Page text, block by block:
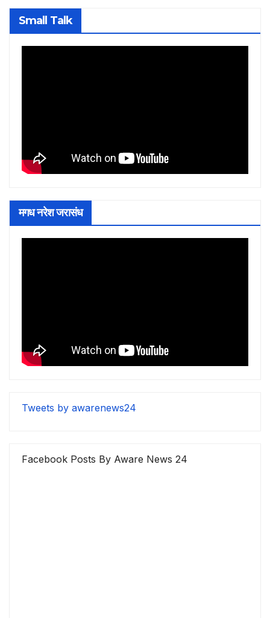
Small Talk
मगध नरेश जरासंध
Tweets by awarenews24
Facebook Posts By Aware News 24